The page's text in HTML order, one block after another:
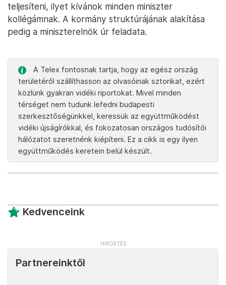
teljesíteni, ilyet kívánok minden miniszter
kollégámnak. A kormány struktúrájának alakítása
pedig a miniszterelnök úr feladata.
A Telex fontosnak tartja, hogy az egész ország
területéről szállíthasson az olvasóinak sztorikat, ezért
közlünk gyakran vidéki riportokat. Mivel minden
térséget nem tudunk lefedni budapesti
szerkesztőségünkkel, keressük az együttműködést
vidéki újságírókkal, és fokozatosan országos tudósítói
hálózatot szeretnénk kiépíteni. Ez a cikk is egy ilyen
együttműködés keretein belül készült.
Kedvenceink
Partnereinktől